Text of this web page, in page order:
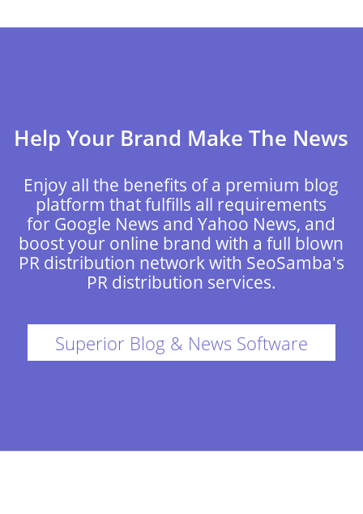
Help Your Brand Make The News
Enjoy all the benefits of a premium blog
platform that fulfills all requirements
for Google News and Yahoo News, and
boost your online brand with a full blown
PR distribution network with SeoSamba's
PR distribution services.
Superior Blog & News Software